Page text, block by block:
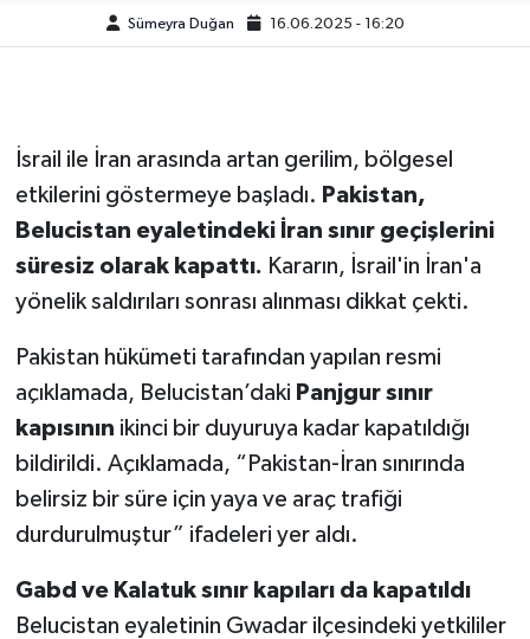
Sümeyra Duğan 16.06.2025 - 16:20
İsrail ile İran arasında artan gerilim, bölgesel
etkilerini göstermeye başladı. Pakistan,
Belucistan eyaletindeki İran sınır geçişlerini
süresiz olarak kapattı. Kararın, İsrail'in İran'a
yönelik saldırıları sonrası alınması dikkat çekti.
Pakistan hükümeti tarafından yapılan resmi
açıklamada, Belucistan’daki Panjgur sınır
kapısının ikinci bir duyuruya kadar kapatıldığı
bildirildi. Açıklamada, “Pakistan-İran sınırında
belirsiz bir süre için yaya ve araç trafiği
durdurulmuştur” ifadeleri yer aldı.
Gabd ve Kalatuk sınır kapıları da kapatıldı
Belucistan eyaletinin Gwadar ilçesindeki yetkililer